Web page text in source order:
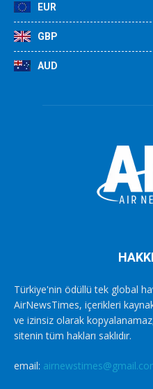
EUR
GBP
AUD
Türkiye'nin ödüllü tek global
AirNewsTimes, içerikleri
ve izinsiz olarak
sitenin tüm hakları saklıdır.
email: